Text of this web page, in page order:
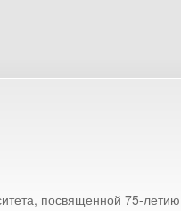
посвященной 75-